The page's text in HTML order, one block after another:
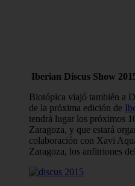
Iberian Discus Show
Biotópica viajó también a
de la próxima edición de
tendrá lugar los próximos
Zaragoza, y que estará
colaboración con Xavi
Zaragoza, los anfitriones